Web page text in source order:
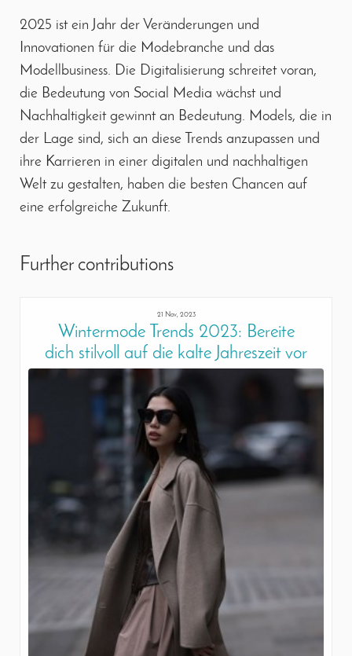
2025 ist ein Jahr der Veränderungen und
Innovationen für die Modebranche und das
Modellbusiness. Die Digitalisierung schreitet voran,
die Bedeutung von Social Media wächst und
Nachhaltigkeit gewinnt an Bedeutung. Models, die in
der Lage sind, sich an diese Trends anzupassen und
ihre Karrieren in einer digitalen und nachhaltigen
Welt zu gestalten, haben die besten Chancen auf
eine erfolgreiche Zukunft.
Further contributions
21 Nov, 2023
Wintermode Trends 2023: Bereite
dich stilvoll auf die kalte Jahreszeit vor